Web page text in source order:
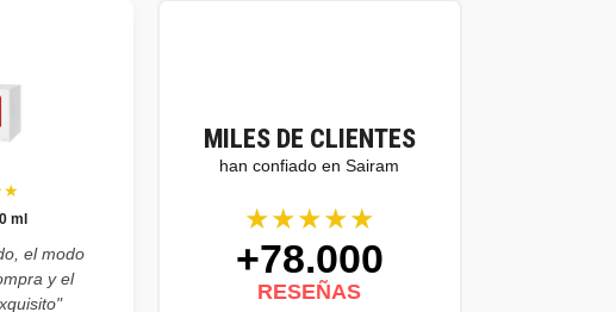
MILES DE CLIENTES
han confiado en Sairam
★★★★★
+78.000
RESEÑAS
ml
el modo
y el